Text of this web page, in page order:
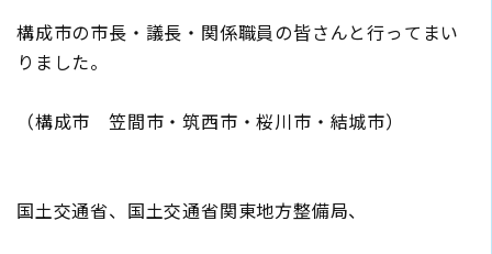
構成市の市長・議長・関係職員の皆さんと行ってまい
りました。
（構成市 笠間市・筑西市・桜川市・結城市）
国土交通省、国土交通省関東地方整備局、